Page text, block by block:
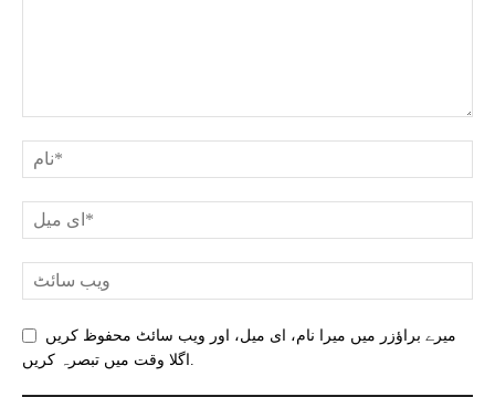
میرے براؤزر میں میرا نام، ای میل، اور ویب سائٹ محفوظ کریں
اگلا وقت میں تبصرہ کریں.